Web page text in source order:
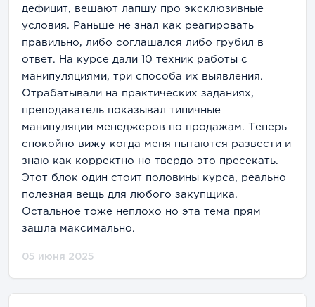
дефицит, вешают лапшу про эксклюзивные
условия. Раньше не знал как реагировать
правильно, либо соглашался либо грубил в
ответ. На курсе дали 10 техник работы с
манипуляциями, три способа их выявления.
Отрабатывали на практических заданиях,
преподаватель показывал типичные
манипуляции менеджеров по продажам. Теперь
спокойно вижу когда меня пытаются развести и
знаю как корректно но твердо это пресекать.
Этот блок один стоит половины курса, реально
полезная вещь для любого закупщика.
Остальное тоже неплохо но эта тема прям
зашла максимально.
05 июня 2025